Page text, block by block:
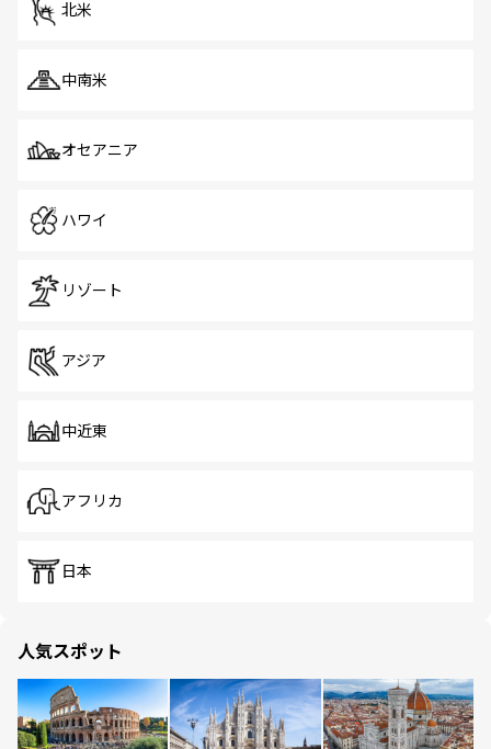
北米
中南米
オセアニア
ハワイ
リゾート
アジア
中近東
アフリカ
日本
人気スポット